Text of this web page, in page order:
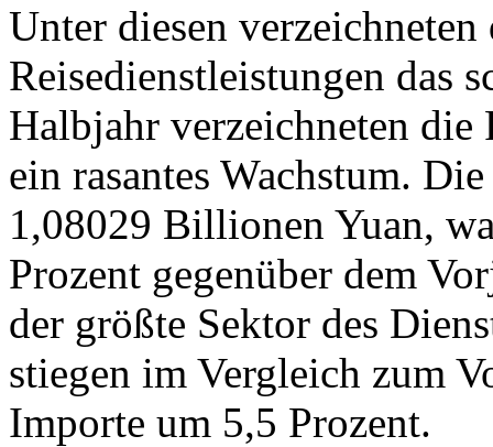
Unter diesen
Reisedienstleistungen das
Halbjahr verzeichneten
ein rasantes Wachstum.
1,08029 Billionen Yuan,
Prozent gegenüber dem
der größte Sektor des
stiegen im Vergleich zum
Importe um 5,5 Prozent.